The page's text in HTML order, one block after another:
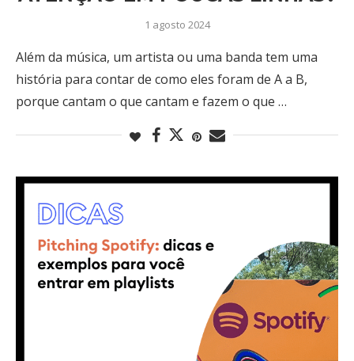
1 agosto 2024
Além da música, um artista ou uma banda tem uma
história para contar de como eles foram de A a B,
porque cantam o que cantam e fazem o que …